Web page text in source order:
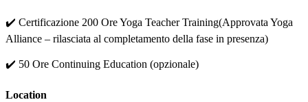
✔️ Certificazione 200 Ore Yoga Teacher Training(Approvata Yoga
Alliance – rilasciata al completamento della fase in presenza)
✔️ 50 Ore Continuing Education (opzionale)
Location